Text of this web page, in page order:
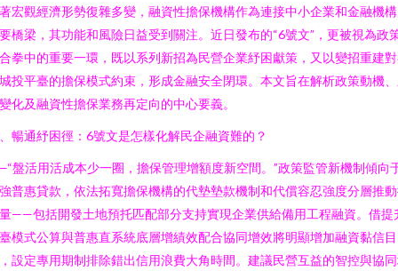
宏觀經濟形勢復雜多變，融資性擔保機構作為連接中小企業和金融機
橋梁，其功能和風險日益受到關注。近日發布的“6號文”，更被視為政
拳中的重要一環，既以系列新招為民營企業紓困獻策，又以變招重建
投平臺的擔保模式約束，形成金融安全閉環。本文旨在解析政策動機
化及融資性擔保業務再定向的中心要義。
暢通紓困徑：6號文是怎樣化解民企融資難的？
盤活用活成本少一圈，擔保管理增額度新空間。”政策監管新機制傾向
普惠貸款，依法拓寬擔保機構的代墊墊款機制和代償容忍強度分層推
——包括開發土地預托匹配部分支持實現企業供給備用工程融資。借提
模式公算與普惠直系統底層增績效配合協同增效將明顯增加融資黏信目
設定專用期制排除錯出信用浪費大角時間。建議民營互益的智控與協